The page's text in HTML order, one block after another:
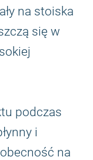
na stoiska
się w
podczas
i
na